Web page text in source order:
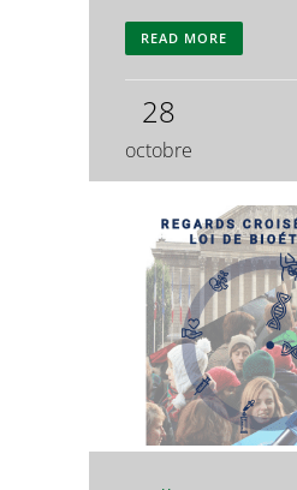
READ MORE
28
octobre